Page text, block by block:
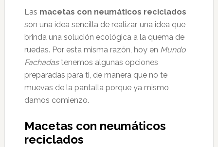
Las macetas con neumáticos reciclados
son una idea sencilla de realizar, una idea que
brinda una solución ecológica a la quema de
ruedas. Por esta misma razón, hoy en Mundo
Fachadastenemos algunas opciones
preparadas para ti, de manera que no te
muevas de la pantalla porque ya mismo
damos comienzo.
Macetas con neumáticos
reciclados